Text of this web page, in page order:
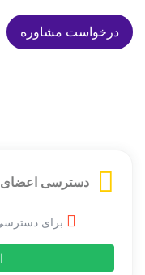
درخواست مشاوره
دسترسی اعضای
برای